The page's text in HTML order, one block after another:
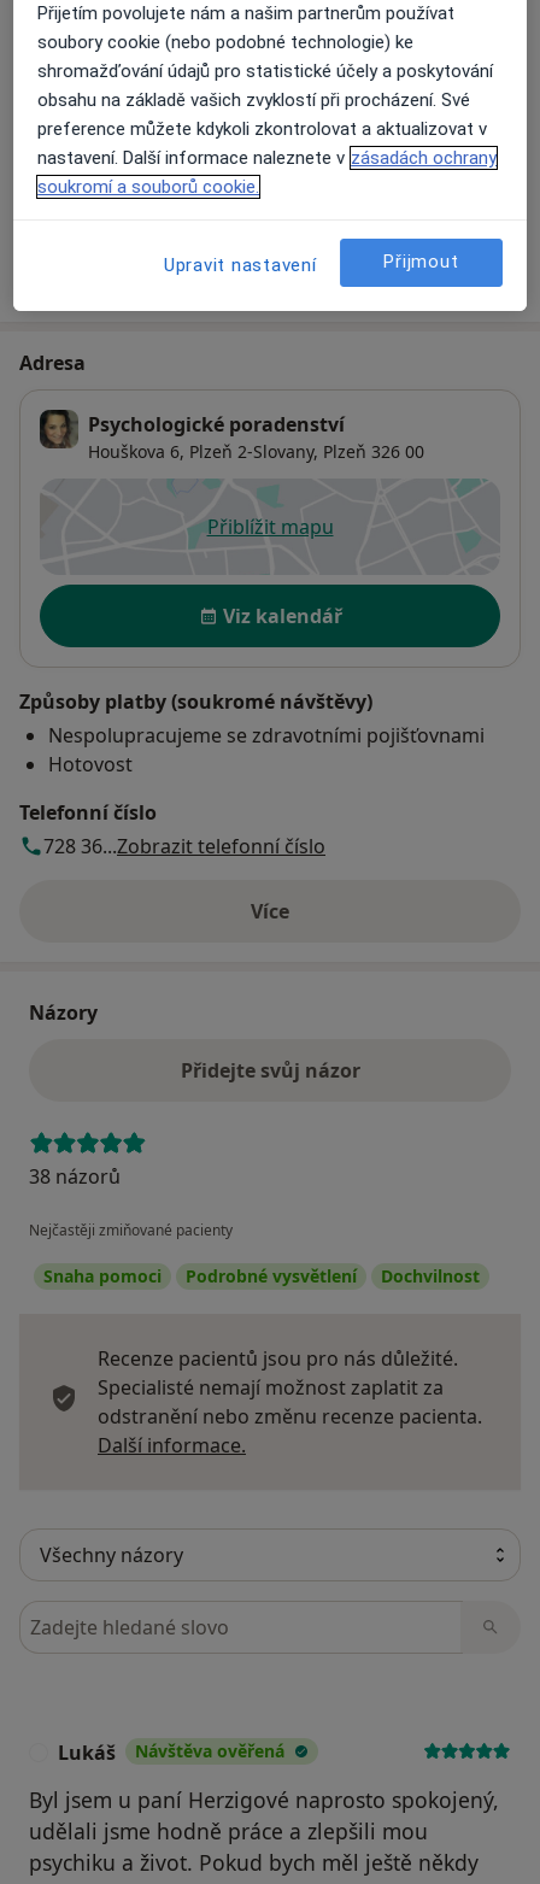
Rodinná psychoterapie
1 500 Kč Detaily
Krizová intervence
1 200 Kč Detaily
+1 služba
Jak fungují ceny?
Adresa
Psychologické poradenství
Houškova 6, Plzeň 2-Slovany, Plzeň 326 00
Přiblížit mapuse otevře v nové záložce
Dostupnost
Viz kalendář
Způsoby platby (soukromé návštěvy)
Nespolupracujeme se zdravotními pojišťovnami
Hotovost
Telefonní číslo
728 36...Zobrazit telefonní číslo
Víceo adrese
Názory
Přidejte svůj názor
38 názorů
Nejčastěji zmiňované pacienty
Snaha pomoci Podrobné vysvětlení Dochvilnost
Recenze pacientů jsou pro nás důležité.
Specialisté nemají možnost zaplatit za
odstranění nebo změnu recenze pacienta.
Další informace.
Hledejte v názorech
Lukáš Návštěva ověřená
Byl jsem u paní Herzigové naprosto spokojený,
udělali jsme hodně práce a zlepšili mou
psychiku a život. Pokud bych měl ještě někdy
Přijetím povolujete nám a našim partnerům používat
soubory cookie (nebo podobné technologie) ke
shromažďování údajů pro statistické účely a poskytování
obsahu na základě vašich zvyklostí při procházení. Své
preference můžete kdykoli zkontrolovat a aktualizovat v
nastavení. Další informace naleznete v zásadách ochrany
soukromí a souborů cookie.
Upravit nastavení Přijmout